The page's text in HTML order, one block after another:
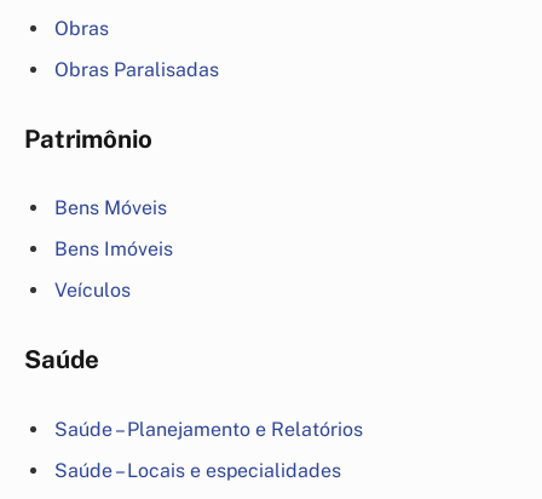
Obras
Obras Paralisadas
Patrimônio
Bens Móveis
Bens Imóveis
Veículos
Saúde
Saúde – Planejamento e Relatórios
Saúde – Locais e especialidades